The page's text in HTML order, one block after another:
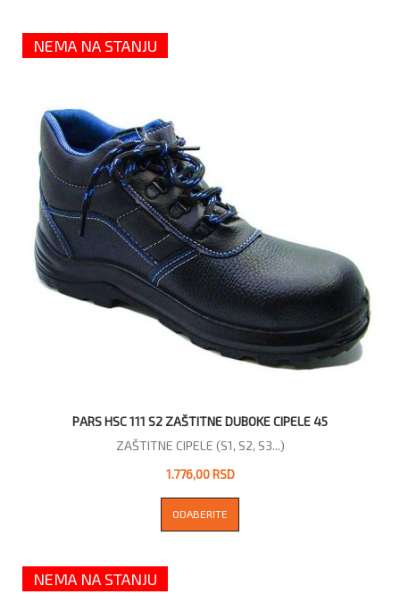
NEMA NA STANJU
PARS HSC 111 S2 ZAŠTITNE DUBOKE CIPELE 45
ZAŠTITNE CIPELE (S1, S2, S3...)
1.776,00 RSD
ODABERITE
NEMA NA STANJU